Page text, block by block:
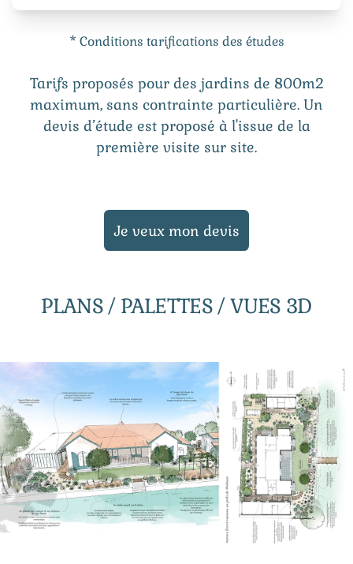
* Conditions tarifications des études
Tarifs proposés pour des jardins de 800m2
maximum, sans contrainte particulière. Un
devis d’étude est proposé à l'issue de la
première visite sur site.
Je veux mon devis
PLANS / PALETTES / VUES 3D